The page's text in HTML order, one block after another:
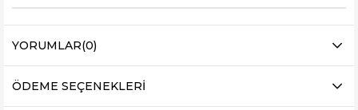
YORUMLAR(0)
ÖDEME SEÇENEKLERI